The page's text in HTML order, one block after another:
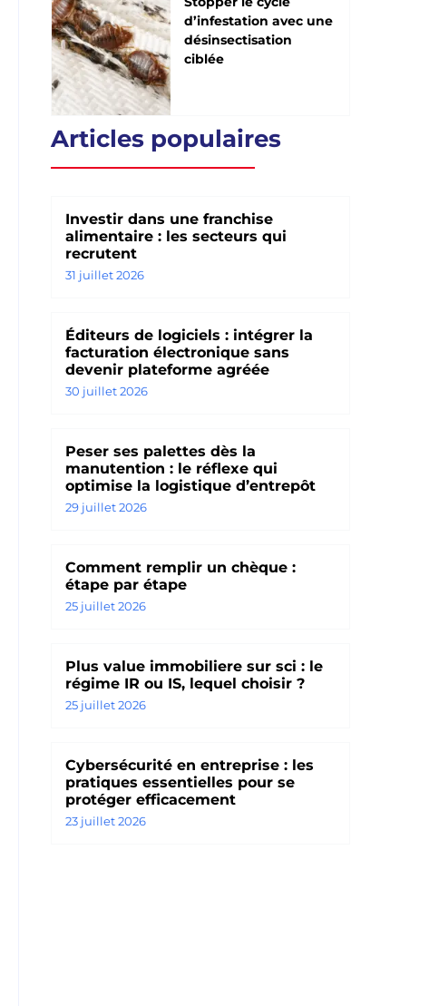
d’infestation avec une
désinsectisation
ciblée
Articles populaires
Investir dans une franchise
alimentaire : les secteurs qui
recrutent
31 juillet 2026
Éditeurs de logiciels : intégrer la
facturation électronique sans
devenir plateforme agréée
30 juillet 2026
Peser ses palettes dès la
manutention : le réflexe qui
optimise la logistique d’entrepôt
29 juillet 2026
Comment remplir un chèque :
étape par étape
25 juillet 2026
Plus value immobiliere sur sci : le
régime IR ou IS, lequel choisir ?
25 juillet 2026
Cybersécurité en entreprise : les
pratiques essentielles pour se
protéger efficacement
23 juillet 2026